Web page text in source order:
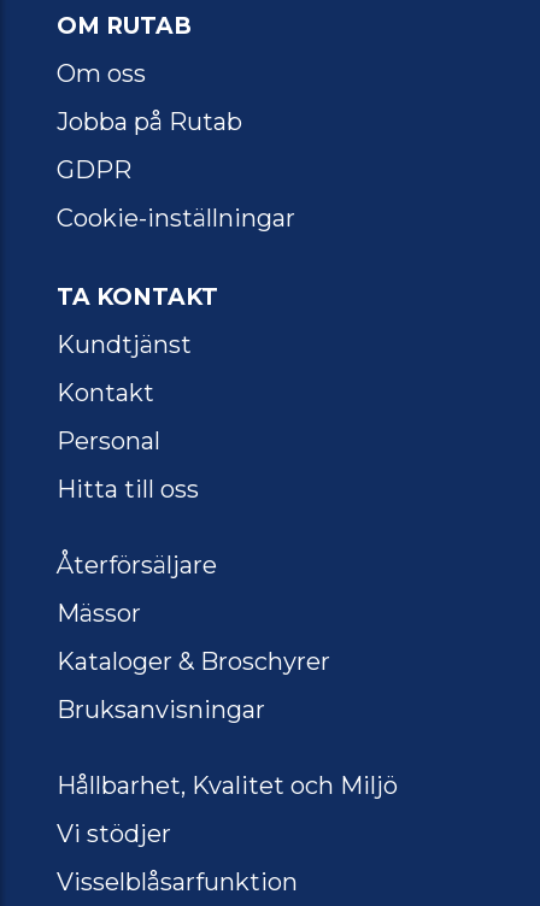
OM RUTAB
Om oss
Jobba på Rutab
GDPR
Cookie-inställningar
TA KONTAKT
Kundtjänst
Kontakt
Personal
Hitta till oss
Återförsäljare
Mässor
Kataloger & Broschyrer
Bruksanvisningar
Hållbarhet, Kvalitet och Miljö
Vi stödjer
Visselblåsarfunktion